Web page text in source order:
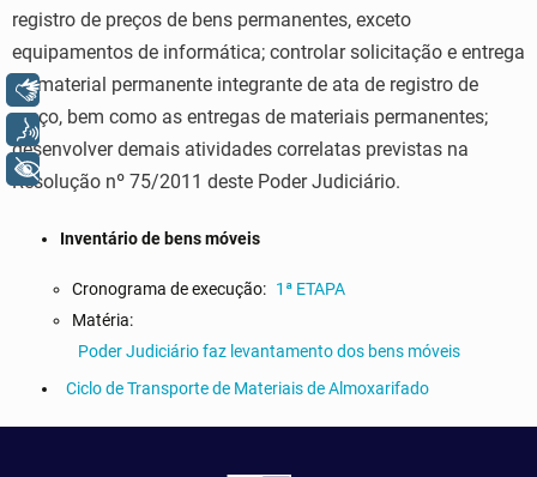
registro de preços de bens permanentes, exceto
equipamentos de informática; controlar solicitação e entrega
de material permanente integrante de ata de registro de
preço, bem como as entregas de materiais permanentes;
desenvolver demais atividades correlatas previstas na
Resolução nº 75/2011 deste Poder Judiciário.
Inventário de bens móveis
Cronograma de execução: 1ª ETAPA
Matéria:
Poder Judiciário faz levantamento dos bens móveis
Ciclo de Transporte de Materiais de Almoxarifado
Libras
Voz
+ Acessibilidade